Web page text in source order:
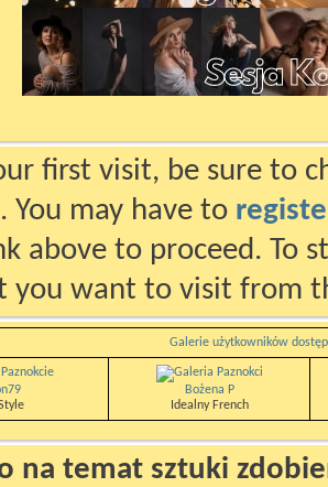
first visit, be sure to
You may have to
above to proceed. To
you want to visit from
Galerie użytkowników
Bożena P
Idealny French
na temat sztuki